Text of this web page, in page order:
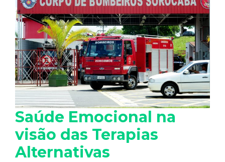
Saúde Emocional na
visão das Terapias
Alternativas